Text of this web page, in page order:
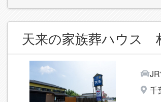
天来の家族葬ハウス
千